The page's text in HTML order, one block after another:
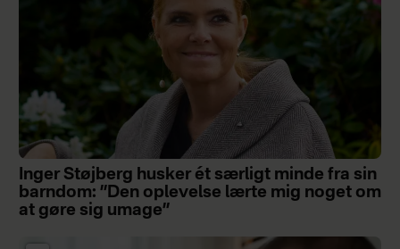
Inger Støjberg husker ét særligt minde fra sin
barndom: ”Den oplevelse lærte mig noget om
at gøre sig umage”